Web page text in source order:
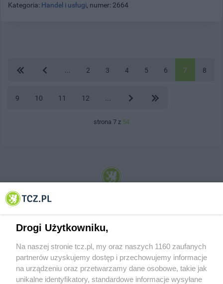
Kategoria: Handel i usługi, numer: 2664
2 3 4 5 6 7 8
9 10 11 12
strona 7 z 54
© 2001-2026 Tczew - TCZ.PL Sp. z o.o. Internetowy Serwis Informacyjny Miasta
Drogi Użytkowniku,
Na naszej stronie tcz.pl, my oraz naszych 1160 zaufanych
partnerów uzyskujemy dostęp i przechowujemy informacje
na urządzeniu oraz przetwarzamy dane osobowe, takie jak
unikalne identyfikatory, standardowe informacje wysyłane